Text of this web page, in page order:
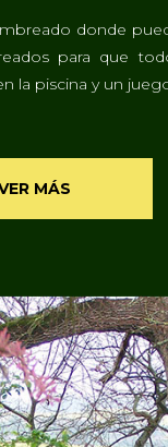
donde
para que
la piscina y un
MÁS